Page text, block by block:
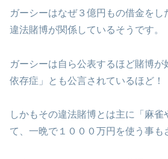
ガーシーはなぜ３億円もの借金をし
違法賭博が関係しているそうです。
ガーシーは自ら公表するほど賭博
依存症」とも公言されているほど！
しかもその違法賭博とは主に「麻雀
て、一晩で１０００万円を使う事も